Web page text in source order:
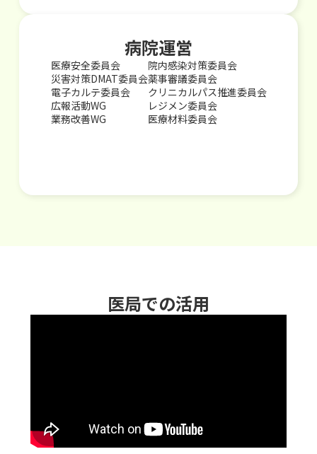
病院運営
医療安全委員会
災害対策DMAT委員会
電子カルテ委員会
広報活動WG
業務改善WG
院内感染対策委員会
薬事審議委員会
クリニカルパス推進委員会
レジメン委員会
医療材料委員会
医局での活用